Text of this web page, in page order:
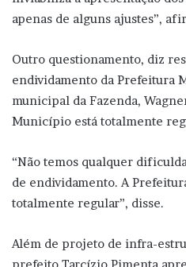
apenas de alguns ajustes”,
Outro questionamento, diz
endividamento da Prefeitura
municipal da Fazenda,
Município está totalmente
“Não temos qualquer
de endividamento. A
totalmente regular”, disse.
Além de projeto de infra-